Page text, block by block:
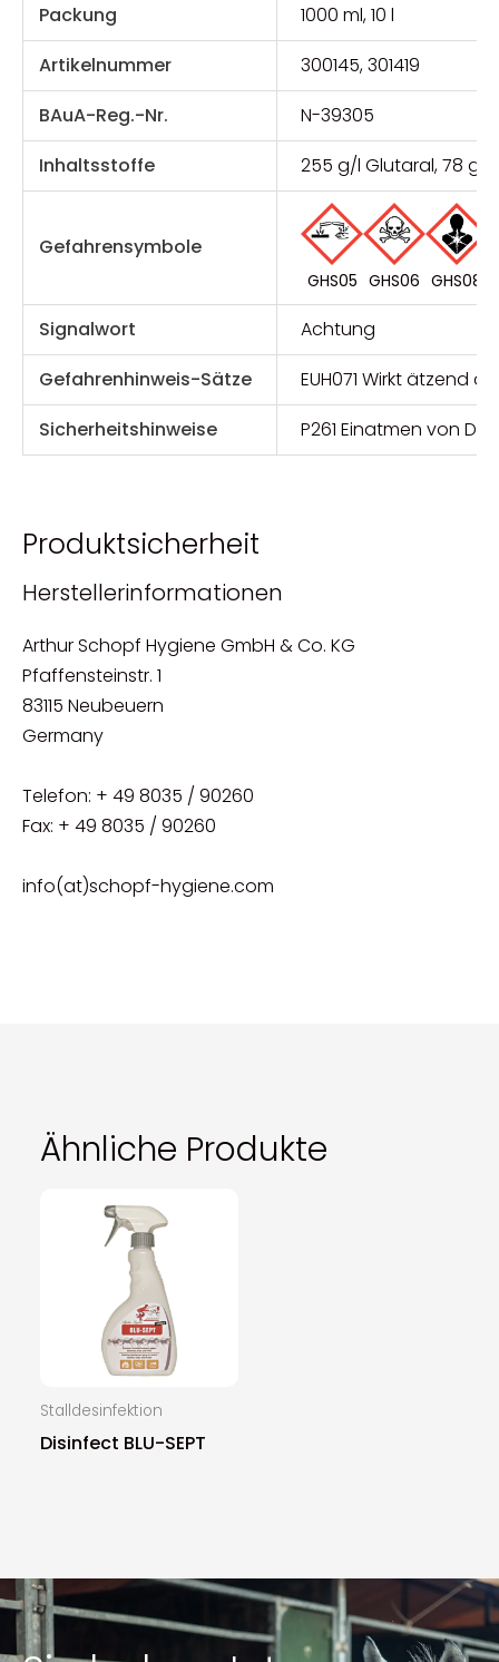
Packung
1000 ml, 10 l
Artikelnummer
300145, 301419
BAuA-Reg.-Nr.
N-39305
Inhaltsstoffe
255 g/l Glutaral, 78
Gefahrensymbole
GHS05 GHS06 GHS08
Signalwort
Achtung
Gefahrenhinweis-Sätze
EUH071 Wirkt ätzend
Sicherheitshinweise
P261 Einatmen von
Produktsicherheit
Herstellerinformationen
Arthur Schopf Hygiene GmbH & Co. KG
Pfaffensteinstr. 1
83115 Neubeuern
Germany
Telefon: + 49 8035 / 90260
Fax: + 49 8035 / 90260
info(at)schopf-hygiene.com
Ähnliche Produkte
Stalldesinfektion
Disinfect BLU-SEPT